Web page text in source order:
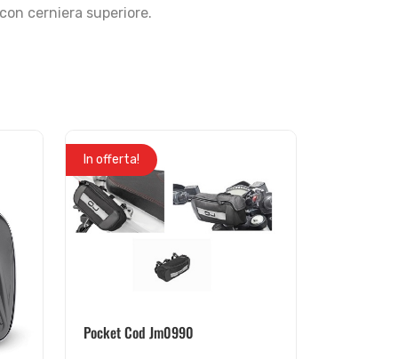
cerniera superiore.
In offerta!
Pocket Cod Jm0990